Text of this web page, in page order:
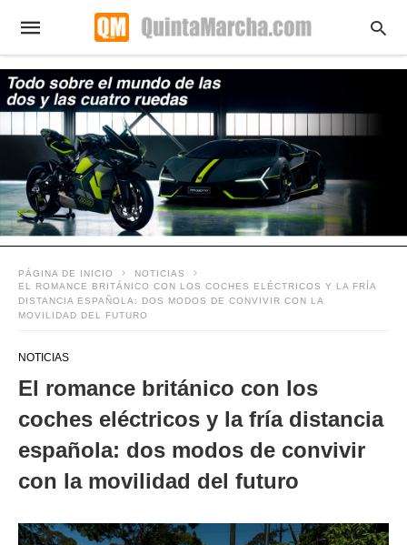
PÁGINA DE INICIO
NOTICIAS
EL ROMANCE BRITÁNICO CON LOS COCHES ELÉCTRICOS Y LA FRÍA
DISTANCIA ESPAÑOLA: DOS MODOS DE CONVIVIR CON LA
MOVILIDAD DEL FUTURO
NOTICIAS
El romance británico con los
coches eléctricos y la fría distancia
española: dos modos de convivir
con la movilidad del futuro